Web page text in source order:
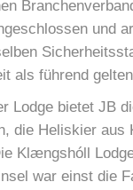
und
als führend
Lodge bietet JB
die Heliskier aus
Klængshóll
war einst die